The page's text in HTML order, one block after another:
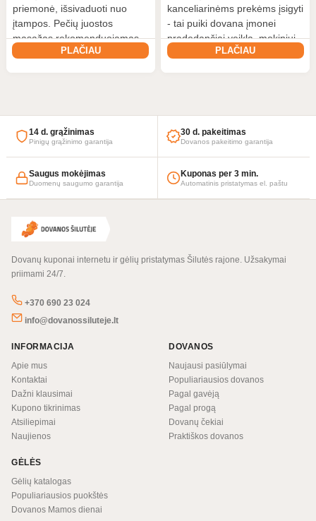
priemonė, išsivaduoti nuo
įtampos. Pečių juostos
masažas rekomenduojamas
profilaktiškai žmonėms,
PLAČIAU
kanceliarinėms prekėms įsigyti
- tai puiki dovana įmonei
pradedančiai veiklą, mokiniui
prieš pradedant mokslo metus
PLAČIAU
14 d. grąžinimas
Pinigų grąžinimo garantija
30 d. pakeitimas
Dovanos pakeitimo garantija
Saugus mokėjimas
Duomenų saugumo garantija
Kuponas per 3 min.
Automatinis pristatymas el. paštu
Dovanų kuponai internetu ir gėlių pristatymas Šilutės rajone. Užsakymai
priimami 24/7.
+370 690 23 024
info@dovanossiluteje.lt
INFORMACIJA
Apie mus
Kontaktai
Dažni klausimai
Kupono tikrinimas
Atsiliepimai
Naujienos
DOVANOS
Naujausi pasiūlymai
Populiariausios dovanos
Pagal gavėją
Pagal progą
Dovanų čekiai
Praktiškos dovanos
GĖLĖS
Gėlių katalogas
Populiariausios puokštės
Dovanos Mamos dienai